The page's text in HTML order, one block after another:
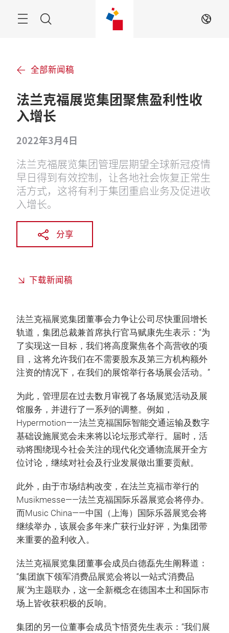
ZH
全部新闻稿
法兰克福展览集团聚焦盈利性收
入增长
2022年3月4日
法兰克福展览集团管理层期望全球新冠疫情
早日得到有效控制，让各地社会恢复正常生
活方式，这将有利于集团重启业务及促进收
入增长。
分享
下载新闻稿
法兰克福展览集团董事会力争让公司尽快重回增长
轨道，集团总裁兼首席执行官马赋康先生表示：“为
了实现这一目标，我们将高度聚焦各个高营收的项
目，这将允许我们在不需要股东及第三方机构额外
注资的情况下，在我们的展馆举行各场展会活动。”
为此，管理层在过去数月审视了各场展览活动及展
馆服务，并进行了一系列的调整。例如，
Hypermotion——法兰克福国际智能交通运输及数字
基础设施展览会未来将以论坛形式举行。届时，活
动将围绕现今社会关注的现代化交通物流展开全方
位讨论，继续对社会及行业发展做出重要贡献。
此外，由于市场结构改变，在法兰克福市举行的
Musikmesse——法兰克福国际乐器展览会将停办。
而Music China——中国（上海）国际乐器展览会将
继续举办，该展会多年来广获行业好评，为集团带
来重要的盈利收入。
法兰克福展览集团董事会成员白德磊先生阐释道：
“集团旗下领军消费品展览会将以一站式‘消费品
展’为主题联办，这一全新概念在德国本土和国际市
场上皆收获积极的反响。
集团的另一位董事会成员卞悟贤先生表示：“我们展